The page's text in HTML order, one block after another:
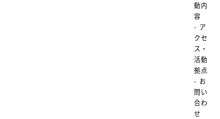
動内
容
- ア
クセ
ス・
活動
拠点
- お
問い
合わ
せ